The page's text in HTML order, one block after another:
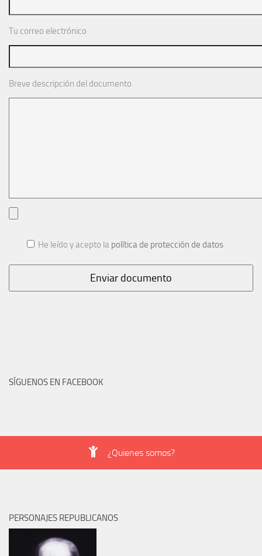
Tu correo electrónico
Breve descripción del documento
He leído y acepto la política de protección de datos
SÍGUENOS EN FACEBOOK
¿Quienes somos?
PERSONAJES REPUBLICANOS